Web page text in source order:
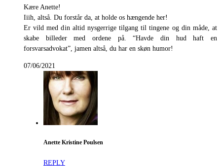
Kære Anette!
Iiih, altså. Du forstår da, at holde os hængende her!
Er vild med din altid nysgerrige tilgang til tingene og din måde, at
skabe billeder med ordene på. “Havde din hud haft en
forsvarsadvokat”, jamen altså, du har en skøn humor!
07/06/2021
Anette Kristine Poulsen
REPLY